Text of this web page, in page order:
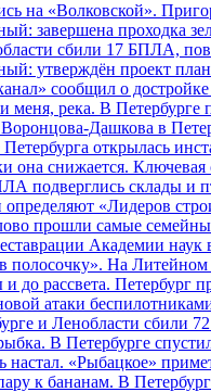
на «Волковской».
завершена проходка
сбили 17 БПЛА,
утверждён проект
сообщил о
меня, река. В Петербурге
Дашкова в
открылась
она снижается. Ключевая
подверглись склады и
«Лидеров
прошли самые
Академии наук
полосочку». На
и до рассвета. Петербург
атаки
и Ленобласти сбили
В Петербурге
настал. «Рыбацкое»
к бананам. В